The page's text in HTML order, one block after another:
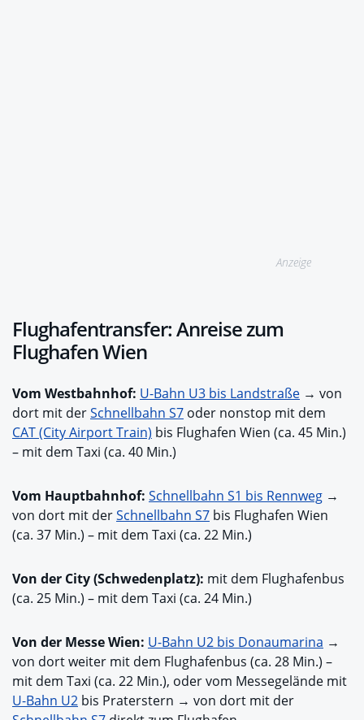
Anzeige
Flughafentransfer: Anreise zum
Flughafen Wien
Vom Westbahnhof: U-Bahn U3 bis Landstraße → von
dort mit derSchnellbahn S7 oder nonstop mit dem
CAT (City Airport Train) bis Flughafen Wien (ca. 45 Min.)
– mit dem Taxi (ca. 40 Min.)
Vom Hauptbahnhof: Schnellbahn S1 bis Rennweg →
von dort mit derSchnellbahn S7 bis Flughafen Wien
(ca. 37 Min.) – mit dem Taxi (ca. 22 Min.)
Von der City (Schwedenplatz): mit dem Flughafenbus
(ca. 25 Min.) – mit dem Taxi (ca. 24 Min.)
Von der Messe Wien: U-Bahn U2 bis Donaumarina →
von dort weiter mit dem Flughafenbus (ca. 28 Min.) –
mit dem Taxi (ca. 22 Min.), oder vom Messegelände mit
U-Bahn U2 bis Praterstern → von dort mit der